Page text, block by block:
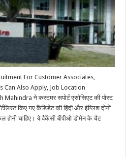
For Customer Associates,
Can Also Apply, Job Location
ने कस्टमर सपोर्ट एसोसिएट की पोस्ट
किए गए कैंडिडेट की हिंदी और इंग्लिश दोनों
होनी चाहिए। ये वैकेंसी बीपीओ डोमेन के चैट